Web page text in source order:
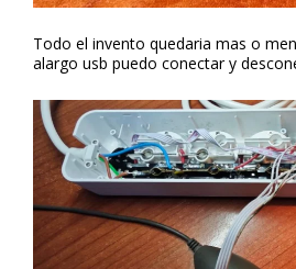
Todo el invento quedaria mas o
alargo usb puedo conectar y